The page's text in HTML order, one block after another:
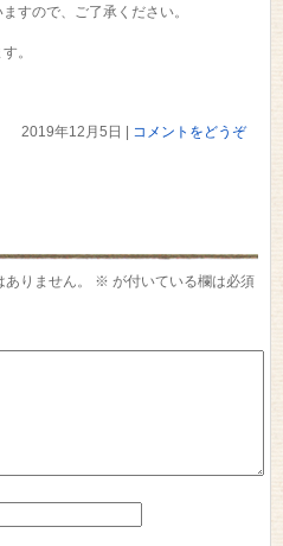
すので、ご了承ください。
。
2019年12月5日
コメントをどうぞ
りません。 ※ が付いている欄は必須